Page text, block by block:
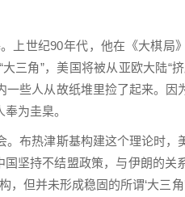
上世纪90年代，他在《大棋局
三角”，美国将被从亚欧大陆“
些人从故纸堆里捡了起来。因
为圭臬。
布热津斯基构建这个理论时，
坚持不结盟政策，与伊朗的关
但并未形成稳固的所谓‘大三